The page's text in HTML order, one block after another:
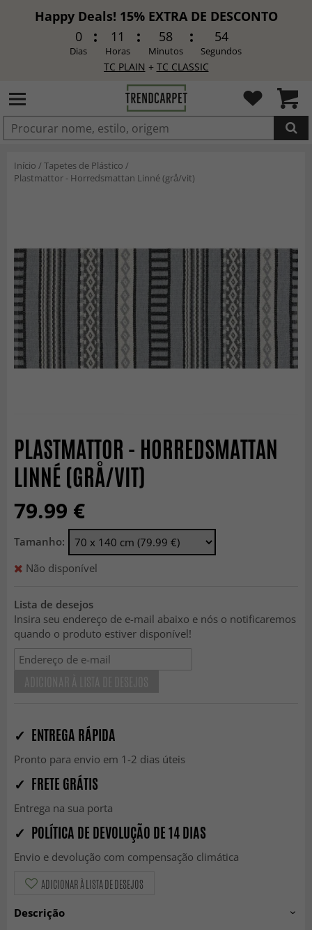
Happy Deals! 15% EXTRA DE DESCONTO
0
Dias
11
Horas
58
Minutos
52
Segundos
TC PLAIN + TC CLASSIC
Início /Tapetes de Plástico /
Plastmattor - Horredsmattan Linné (grå/vit)
PLASTMATTOR - HORREDSMATTAN
LINNÉ (GRÅ/VIT)
79.99 €
Tamanho:
Não disponível
Lista de desejos
Insira seu endereço de e-mail abaixo e nós o notificaremos
quando o produto estiver disponível!
✓ ENTREGA RÁPIDA
Pronto para envio em 1-2 dias úteis
✓ FRETE GRÁTIS
Entrega na sua porta
✓ POLÍTICA DE DEVOLUÇÃO DE 14 DIAS
Envio e devolução com compensação climática
ADICIONAR À LISTA DE DESEJOS
Descrição